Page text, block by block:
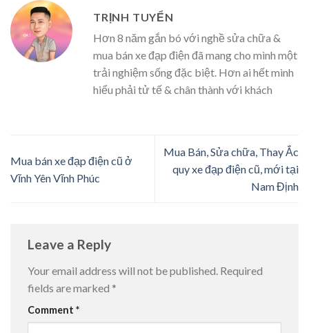
TRỊNH TUYỂN
Hơn 8 năm gắn bó với nghề sửa chữa &
mua bán xe đạp điện đã mang cho mình một
trải nghiệm sống đặc biệt. Hơn ai hết mình
hiểu phải tử tế & chân thành với khách
Mua bán xe đạp điện cũ ở
Vĩnh Yên Vĩnh Phúc
Mua Bán, Sửa chữa, Thay Ắc
quy xe đạp điện cũ, mới tại
Nam Định
Leave a Reply
Your email address will not be published. Required
fields are marked *
Comment *